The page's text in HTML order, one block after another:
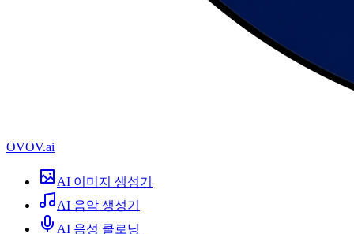
OVOV.ai
AI 이미지 생성기
AI 음악 생성기
AI 음성 클로닝